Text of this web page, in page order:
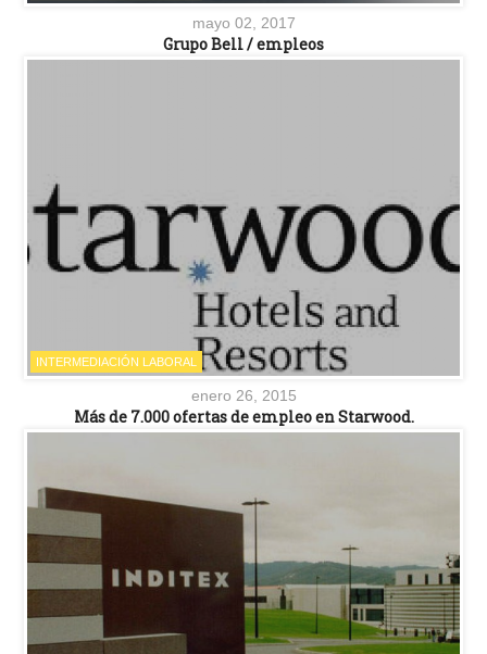
mayo 02, 2017
Grupo Bell / empleos
INTERMEDIACIÓN LABORAL
enero 26, 2015
Más de 7.000 ofertas de empleo en Starwood.